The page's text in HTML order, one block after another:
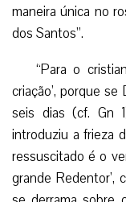
maneira única no
dos Santos”.
“Para o
criação’, porque
seis dias (cf. Gn
introduziu a frieza
ressuscitado é o
grande Redentor’,